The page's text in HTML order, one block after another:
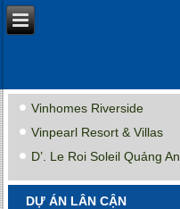
Vinhomes Riverside
Vinpearl Resort & Villas
D’. Le Roi Soleil Quảng An
DỰ ÁN LÂN CẬN